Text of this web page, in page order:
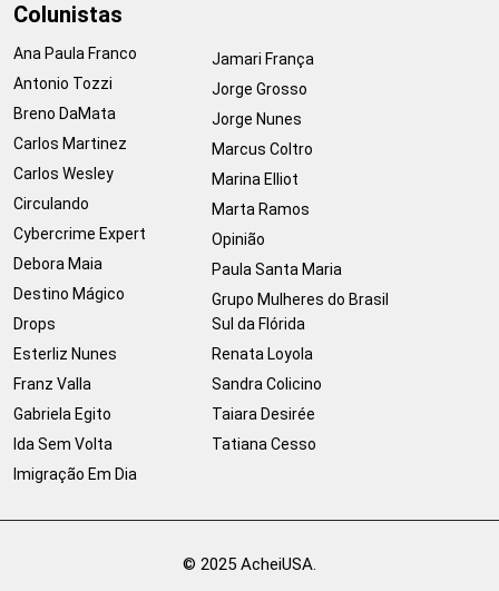
Colunistas
Ana Paula Franco
Antonio Tozzi
Breno DaMata
Carlos Martinez
Carlos Wesley
Circulando
Cybercrime Expert
Debora Maia
Destino Mágico
Drops
Esterliz Nunes
Franz Valla
Gabriela Egito
Ida Sem Volta
Imigração Em Dia
Jamari França
Jorge Grosso
Jorge Nunes
Marcus Coltro
Marina Elliot
Marta Ramos
Opinião
Paula Santa Maria
Grupo Mulheres do Brasil
Sul da Flórida
Renata Loyola
Sandra Colicino
Taiara Desirée
Tatiana Cesso
© 2025 AcheiUSA.